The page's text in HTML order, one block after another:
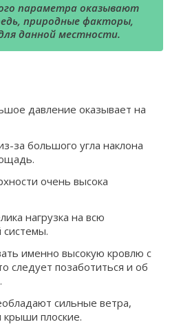
параметра оказывают
природные факторы,
данной местности.
давление оказывает на
за большого угла наклона
очень высока
нагрузка на всю
системы.
именно высокую кровлю с
следует позаботиться и об
сильные ветра,
крыши плоские.